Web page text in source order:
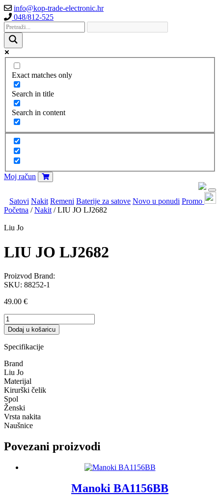
info@kop-trade-electronic.hr
048/812-525
Exact matches only
Search in title
Search in content
Moj račun
Satovi Nakit Remeni Baterije za satove Novo u ponudi Promo
Početna /Nakit / LIU JO LJ2682
Liu Jo
LIU JO LJ2682
SKU: 88252-1
Proizvod Brand:
49.00 €
LIU
JO
LJ2682
količina
Dodaj u košaricu
Specifikacije
Brand
Liu Jo
Materijal
Kirurški čelik
Spol
Ženski
Vrsta nakita
Naušnice
Povezani proizvodi
Manoki BA1156BB